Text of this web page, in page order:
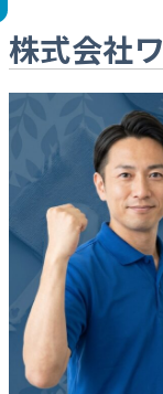
株式会社